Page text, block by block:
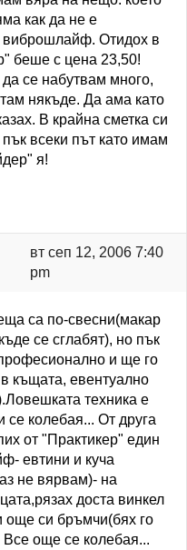
как да не е
виброшлайф. Отидох в
беше с цена 23,50!
се набутвам много,
някъде. Да ама като
В крайна сметка си
всеки път като имам
я!
вт сеп 12, 2006 7:40
pm
са по-свесни(макар
се сглабят), но пък
и ще го
къщата, евентуално
техника е
колебая... От друга
от "Практикер" един
евтини и куча
не вярвам)- на
доста винкел
още си бръмчи(бях го
Все още се колебая...